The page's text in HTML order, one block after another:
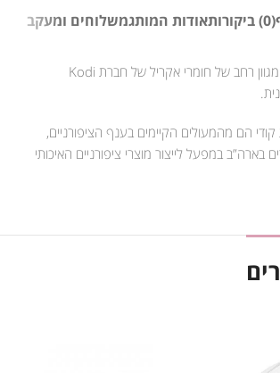
(0) ביקורות אודות המותגמשלוחים ומעקב
באתר WebNail תמצאו מגוון רחב של חומרי אקריל של חברת Kodi
הם מהמעולים הקיימים בענף הציפורניים,
בארה”ב במפעל לייצור מוצרי ציפורניים האיכותי